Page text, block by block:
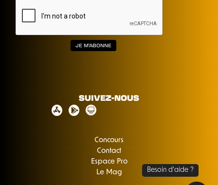
SUIVEZ-NOUS
Concours
Contact
Espace Pro
Le Mag